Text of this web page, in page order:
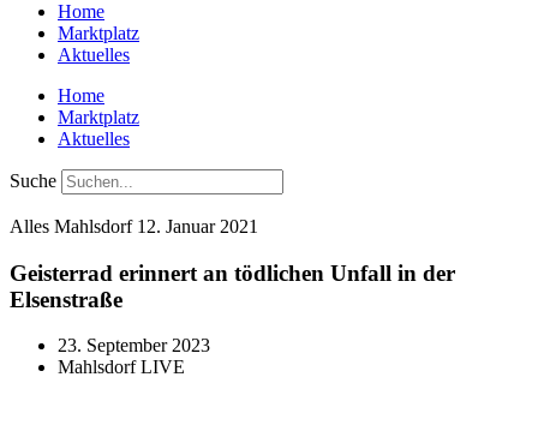
Home
Marktplatz
Aktuelles
Home
Marktplatz
Aktuelles
Suche
Alles Mahlsdorf 12. Januar 2021
Geisterrad erinnert an tödlichen Unfall in der
Elsenstraße
23. September 2023
Mahlsdorf LIVE